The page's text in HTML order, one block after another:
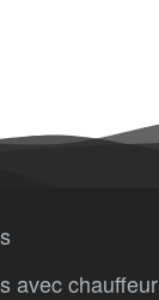
avec chauffeur